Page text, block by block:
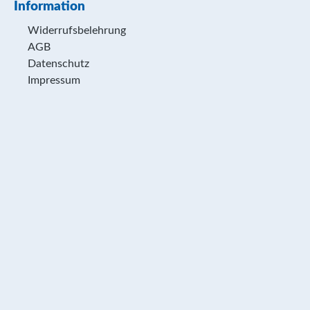
Information
Widerrufsbelehrung
AGB
Datenschutz
Impressum